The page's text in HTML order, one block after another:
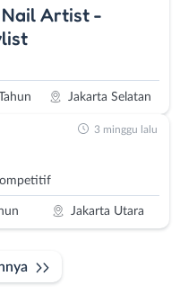
Nail Artist -
Jakarta Selatan
Jakarta Utara
3 minggu lalu